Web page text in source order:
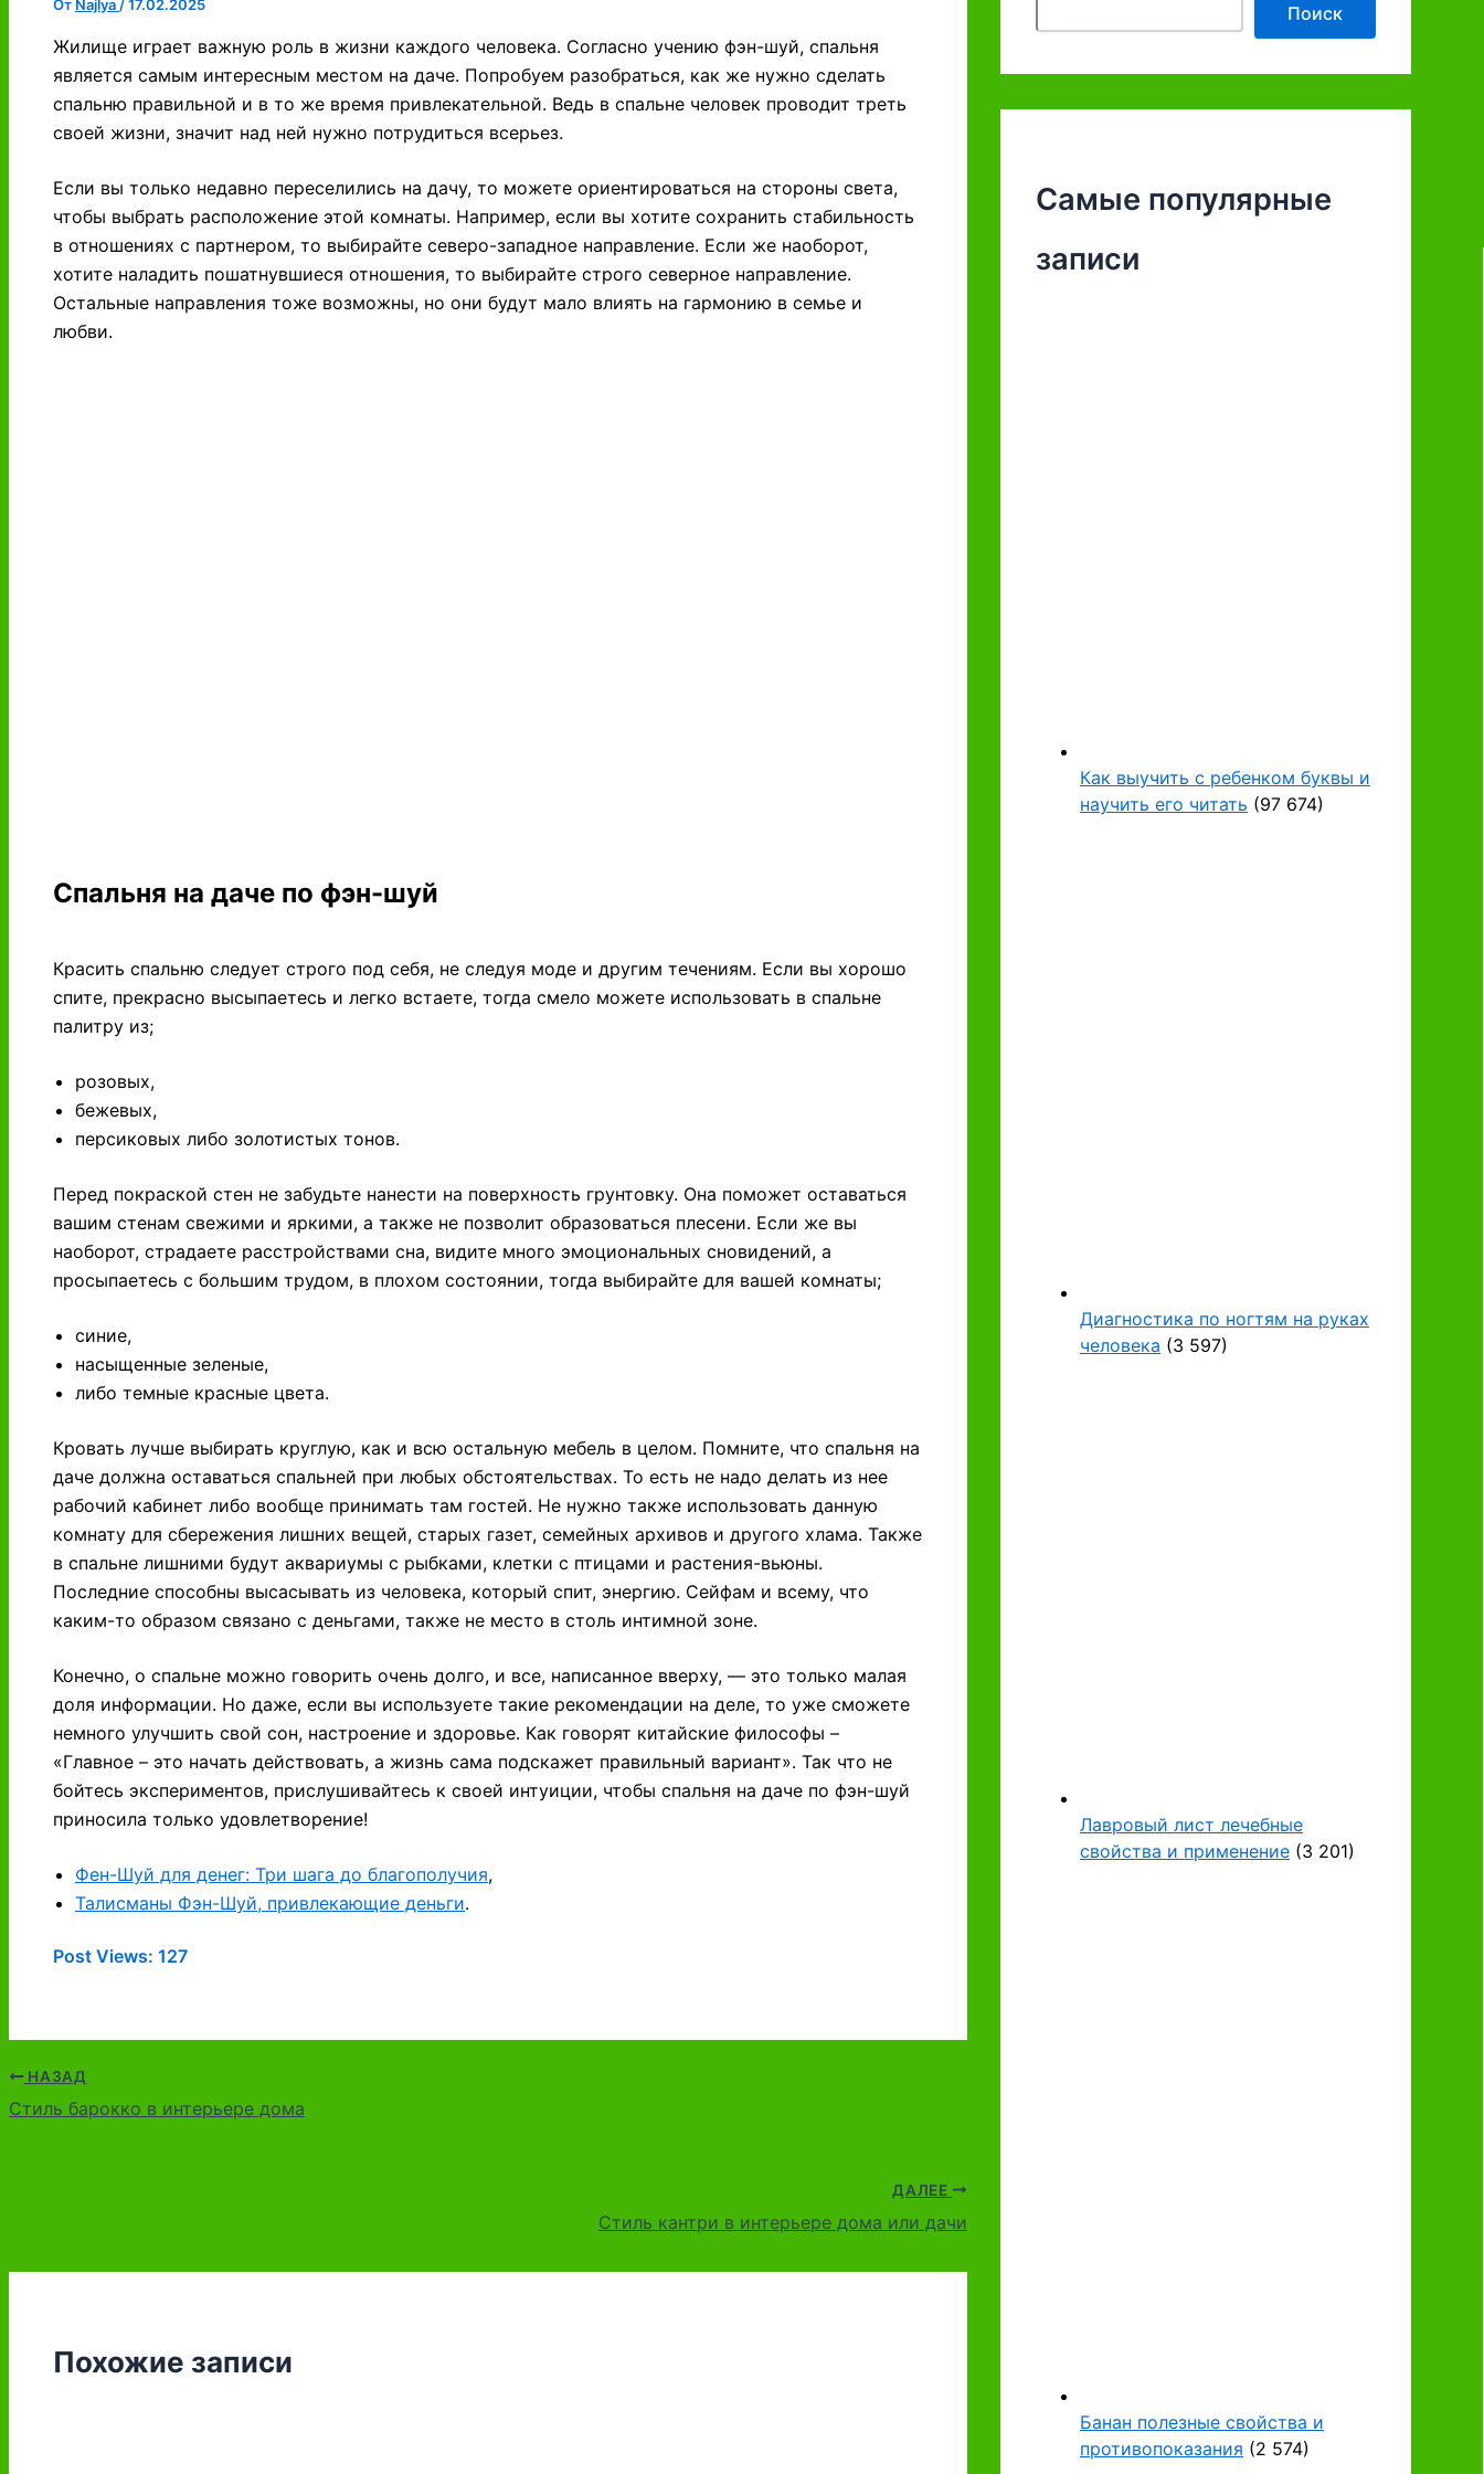
От Najlya /17.02.2025
Жилище играет важную роль в жизни каждого человека. Согласно учению фэн-шуй, спальня
является самым интересным местом на даче. Попробуем разобраться, как же нужно сделать
спальню правильной и в то же время привлекательной. Ведь в спальне человек проводит треть
своей жизни, значит над ней нужно потрудиться всерьез.
Если вы только недавно переселились на дачу, то можете ориентироваться на стороны света,
чтобы выбрать расположение этой комнаты. Например, если вы хотите сохранить стабильность
в отношениях с партнером, то выбирайте северо-западное направление. Если же наоборот,
хотите наладить пошатнувшиеся отношения, то выбирайте строго северное направление.
Остальные направления тоже возможны, но они будут мало влиять на гармонию в семье и
любви.
Спальня на даче по фэн-шуй
Красить спальню следует строго под себя, не следуя моде и другим течениям. Если вы хорошо
спите, прекрасно высыпаетесь и легко встаете, тогда смело можете использовать в спальне
палитру из;
розовых,
бежевых,
персиковых либо золотистых тонов.
Перед покраской стен не забудьте нанести на поверхность грунтовку. Она поможет оставаться
вашим стенам свежими и яркими, а также не позволит образоваться плесени. Если же вы
наоборот, страдаете расстройствами сна, видите много эмоциональных сновидений, а
просыпаетесь с большим трудом, в плохом состоянии, тогда выбирайте для вашей комнаты;
синие,
насыщенные зеленые,
либо темные красные цвета.
Кровать лучше выбирать круглую, как и всю остальную мебель в целом. Помните, что спальня на
даче должна оставаться спальней при любых обстоятельствах. То есть не надо делать из нее
рабочий кабинет либо вообще принимать там гостей. Не нужно также использовать данную
комнату для сбережения лишних вещей, старых газет, семейных архивов и другого хлама. Также
в спальне лишними будут аквариумы с рыбками, клетки с птицами и растения-вьюны.
Последние способны высасывать из человека, который спит, энергию. Сейфам и всему, что
каким-то образом связано с деньгами, также не место в столь интимной зоне.
Конечно, о спальне можно говорить очень долго, и все, написанное вверху, — это только малая
доля информации. Но даже, если вы используете такие рекомендации на деле, то уже сможете
немного улучшить свой сон, настроение и здоровье. Как говорят китайские философы –
«Главное – это начать действовать, а жизнь сама подскажет правильный вариант». Так что не
бойтесь экспериментов, прислушивайтесь к своей интуиции, чтобы спальня на даче по фэн-шуй
приносила только удовлетворение!
Фен-Шуй для денег: Три шага до благополучия,
Талисманы Фэн-Шуй, привлекающие деньги.
Post Views: 127
НАЗАД
Стиль барокко в интерьере дома
ДАЛЕЕ
Стиль кантри в интерьере дома или дачи
Похожие записи
Поиск
Самые популярные
записи
Как выучить с ребенком буквы и
научить его читать (97 674)
Диагностика по ногтям на руках
человека (3 597)
Лавровый лист лечебные
свойства и применение (3 201)
Банан полезные свойства и
противопоказания (2 574)